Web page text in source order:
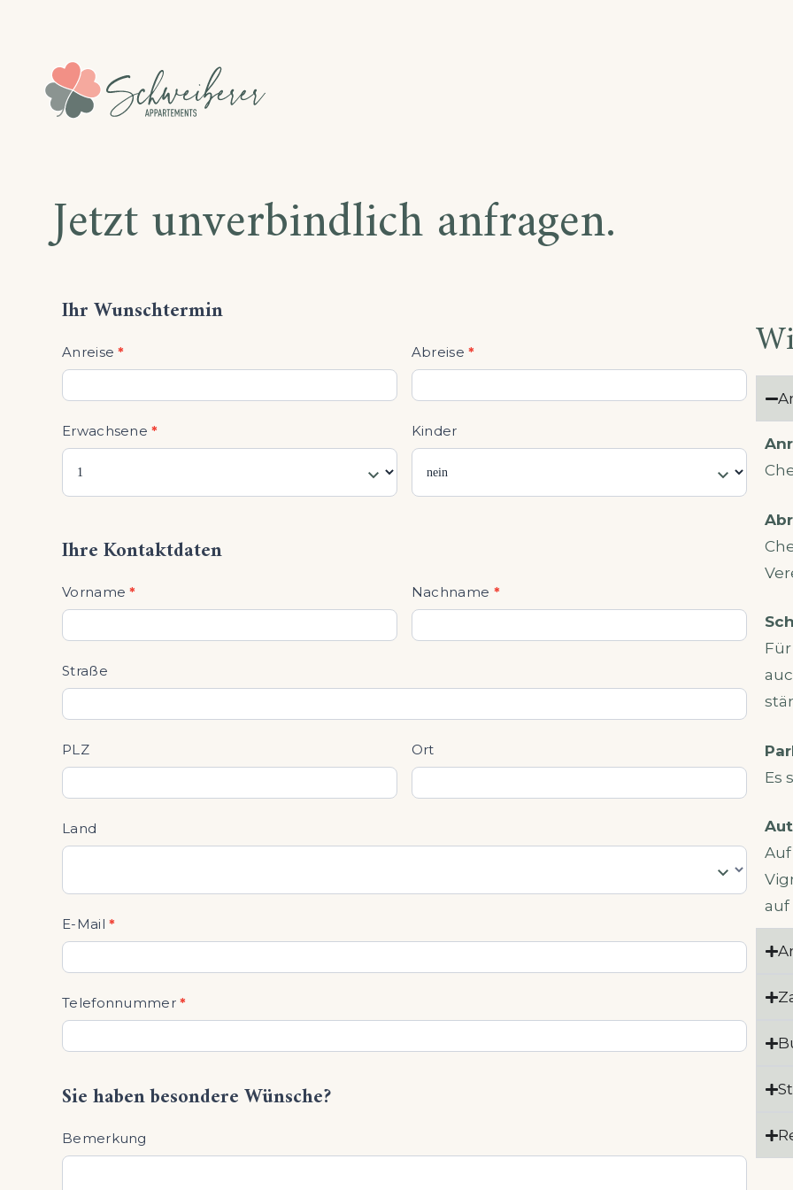
Jetzt unverbindlich anfragen.
Ihr Wunschtermin
Anreise* Abreise*
Erwachsene* Kinder
Ihre Kontaktdaten
Vorname* Nachname *
Straße
PLZ Ort
Land
E-Mail*
Telefonnummer*
Sie haben besondere Wünsche?
Bemerkung
Es
auf